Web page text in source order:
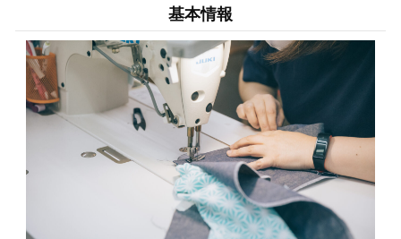
基本情報